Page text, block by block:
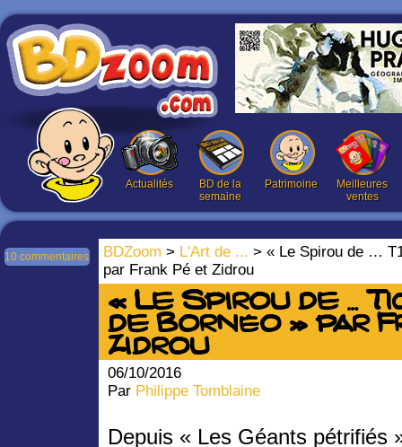
Actualités
BD de la
semaine
Patrimoine
Meilleures
ventes
BDZoom > L'Art de ... > « Le Spirou de …
par Frank Pé et Zidrou
10 commentaires
« Le Spirou de …
de Bornéo » par
Zidrou
06/10/2016
Par Philippe Tomblaine
Depuis « Les Géants pétrifiés